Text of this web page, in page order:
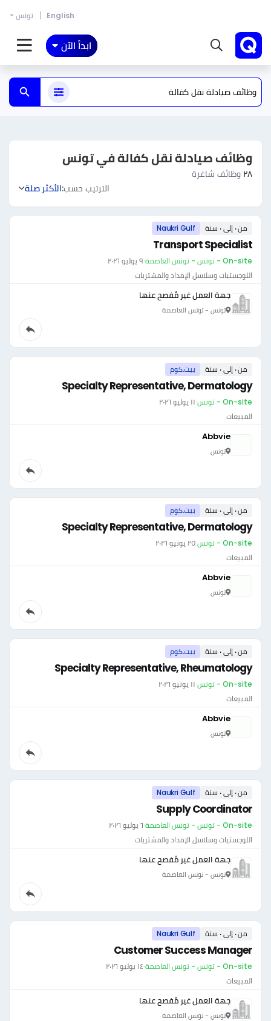
English تونس
ابدأ الآن
وظائف صيادلة نقل كفالة في تونس
٢٨ وظائف شاغرة
الترتيب حسب:الأكثر صلة
من ٠ إلى ٠ سنة Naukri Gulf
Transport Specialist
On-site - تونس - تونس العاصمة ·٩ يوليو ٢٠٢٦
اللوجستيات وسلاسل الإمداد والمشتريات
جهة العمل غير مُفصح عنها
تونس - تونس العاصمة
من ٠ إلى ٠ سنة بيت.كوم
Specialty Representative, Dermatology
On-site - تونس ·١١ يوليو ٢٠٢٦
المبيعات
Abbvie
تونس
من ٠ إلى ٠ سنة بيت.كوم
Specialty Representative, Dermatology
On-site - تونس ·٢٥ يونيو ٢٠٢٦
المبيعات
Abbvie
تونس
من ٠ إلى ٠ سنة بيت.كوم
Specialty Representative, Rheumatology
On-site - تونس ·١١ يونيو ٢٠٢٦
المبيعات
Abbvie
تونس
من ٠ إلى ٠ سنة Naukri Gulf
Supply Coordinator
On-site - تونس - تونس العاصمة ·٦ يوليو ٢٠٢٦
اللوجستيات وسلاسل الإمداد والمشتريات
جهة العمل غير مُفصح عنها
تونس - تونس العاصمة
من ٠ إلى ٠ سنة Naukri Gulf
Customer Success Manager
On-site - تونس - تونس العاصمة ·١٤ يوليو ٢٠٢٦
المبيعات
جهة العمل غير مُفصح عنها
تونس - تونس العاصمة